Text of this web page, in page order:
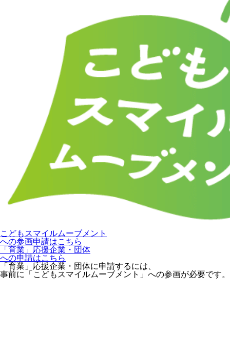
こどもスマイルムーブメント
への参画申請はこちら
「育業」応援企業・団体
への申請はこちら
「育業」応援企業・団体に申請するには、
事前に「こどもスマイルムーブメント」への参画が必要です。